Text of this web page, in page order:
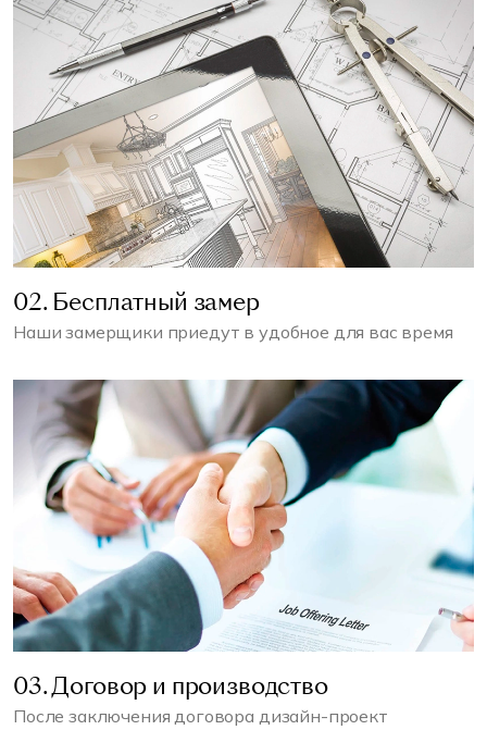
02. Бесплатный замер
Наши замерщики приедут в удобное для вас время
03. Договор и производство
После заключения договора дизайн-проект